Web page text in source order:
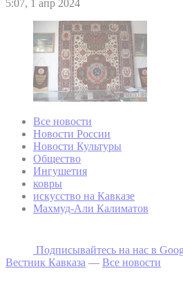
5:07, 1 апр 2024
Все новости
Новости России
Новости Культуры
Общество
Ингушетия
ковры
искусство на Кавказе
Махмуд-Али Калиматов
Подписывайтесь на наc в
Вестник Кавказа — Все новости